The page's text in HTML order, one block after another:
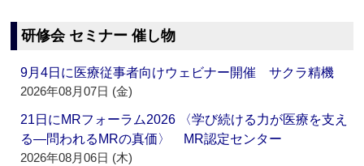
研修会 セミナー 催し物
9月4日に医療従事者向けウェビナー開催 サクラ精機
2026年08月07日 (金)
21日にMRフォーラム2026 〈学び続ける力が医療を支え
る―問われるMRの真価〉 MR認定センター
2026年08月06日 (木)